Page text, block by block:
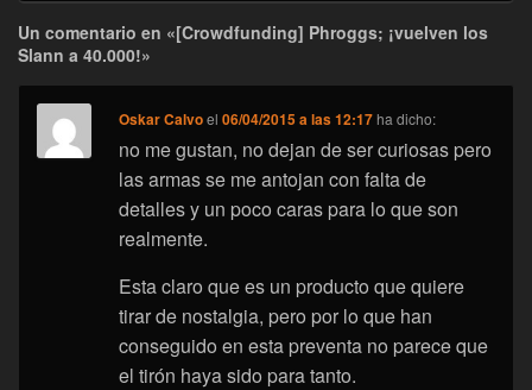
Un comentario en «[Crowdfunding] Phroggs; ¡vuelven los
Slann a 40.000!»
Oskar Calvoel06/04/2015 a las 12:17 ha dicho:
no me gustan, no dejan de ser curiosas pero
las armas se me antojan con falta de
detalles y un poco caras para lo que son
realmente.
Esta claro que es un producto que quiere
tirar de nostalgia, pero por lo que han
conseguido en esta preventa no parece que
el tirón haya sido para tanto.